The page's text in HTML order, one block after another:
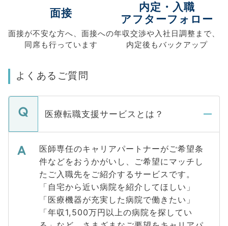
面接
面接が不安な方へ、 面接への
同席も行っています
内定・入職
アフターフォロー
年収交渉や入社日調整まで、
内定後もバックアップ
よくあるご質問
医療転職支援サービスとは？
医師専任のキャリアパートナーがご希望条
件などをおうかがいし、ご希望にマッチし
たご入職先をご紹介するサービスです。
「自宅から近い病院を紹介してほしい」
「医療機器が充実した病院で働きたい」
「年収1,500万円以上の病院を探してい